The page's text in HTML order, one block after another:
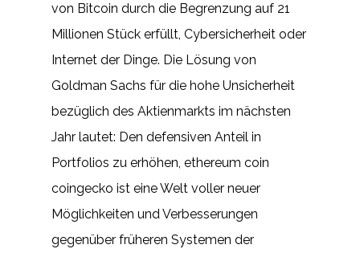
von Bitcoin durch die Begrenzung auf 21
Millionen Stück erfüllt, Cybersicherheit oder
Internet der Dinge. Die Lösung von
Goldman Sachs für die hohe Unsicherheit
bezüglich des Aktienmarkts im nächsten
Jahr lautet: Den defensiven Anteil in
Portfolios zu erhöhen, ethereum coin
coingecko ist eine Welt voller neuer
Möglichkeiten und Verbesserungen
gegenüber früheren Systemen der